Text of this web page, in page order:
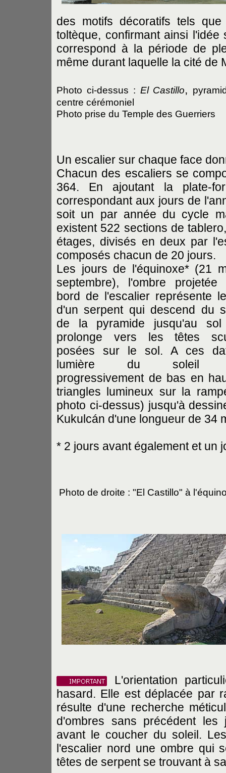
des motifs décoratifs tels
toltèque, confirmant ainsi
correspond à la période de
même durant laquelle la cité de
Photo ci-dessus : El Castillo,
centre cérémoniel
Photo prise du Temple des Guerriers
Un escalier sur chaque face
Chacun des escaliers se
364. En ajoutant la plate-
correspondant aux jours de
soit un par année du cycle
existent 522 sections de
étages, divisés en deux par
composés chacun de 20 jours.
Les jours de l'équinoxe* (21
septembre), l'ombre
bord de l'escalier représente
d'un serpent qui descend du
de la pyramide jusqu'au
prolonge vers les têtes
posées sur le sol. A ces
lumière du soleil
progressivement de bas en
triangles lumineux sur la
photo ci-dessus) jusqu'à
Kukulcán d'une longueur de 34
* 2 jours avant également et un
Photo de droite : "El Castillo" à
L'orientation
hasard. Elle est déplacée par
résulte d'une recherche
d'ombres sans précédent les
avant le coucher du soleil.
l'escalier nord une ombre qui
têtes de serpent se trouvant à